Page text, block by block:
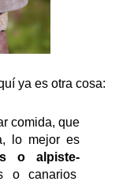
ya es otra cosa:
comida, que
lo mejor es
o alpiste-
o canarios